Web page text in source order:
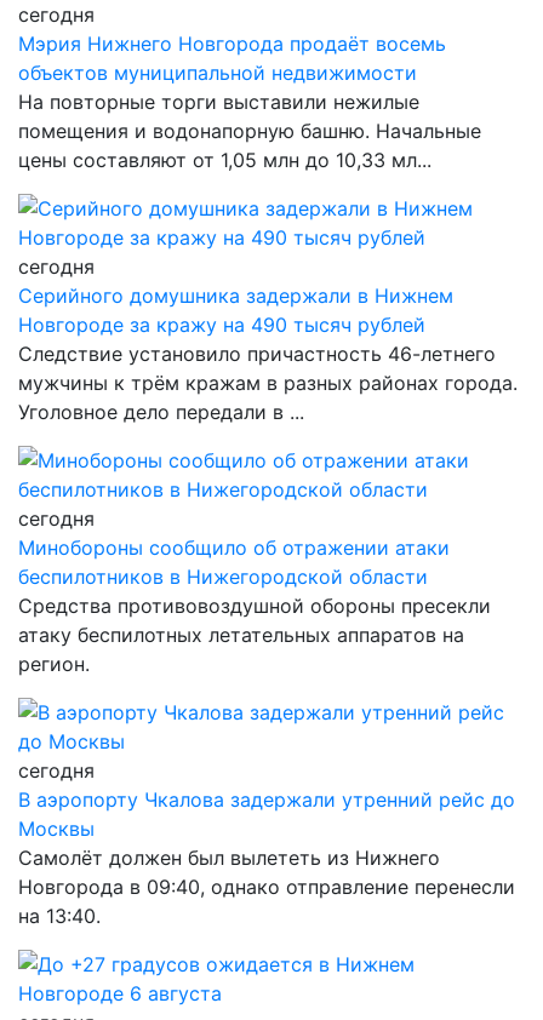
сегодня
Мэрия Нижнего Новгорода продаёт восемь
объектов муниципальной недвижимости
На повторные торги выставили нежилые
помещения и водонапорную башню. Начальные
цены составляют от 1,05 млн до 10,33 мл...
сегодня
Серийного домушника задержали в Нижнем
Новгороде за кражу на 490 тысяч рублей
Следствие установило причастность 46-летнего
мужчины к трём кражам в разных районах города.
Уголовное дело передали в ...
сегодня
Минобороны сообщило об отражении атаки
беспилотников в Нижегородской области
Средства противовоздушной обороны пресекли
атаку беспилотных летательных аппаратов на
регион.
сегодня
В аэропорту Чкалова задержали утренний рейс до
Москвы
Самолёт должен был вылететь из Нижнего
Новгорода в 09:40, однако отправление перенесли
на 13:40.